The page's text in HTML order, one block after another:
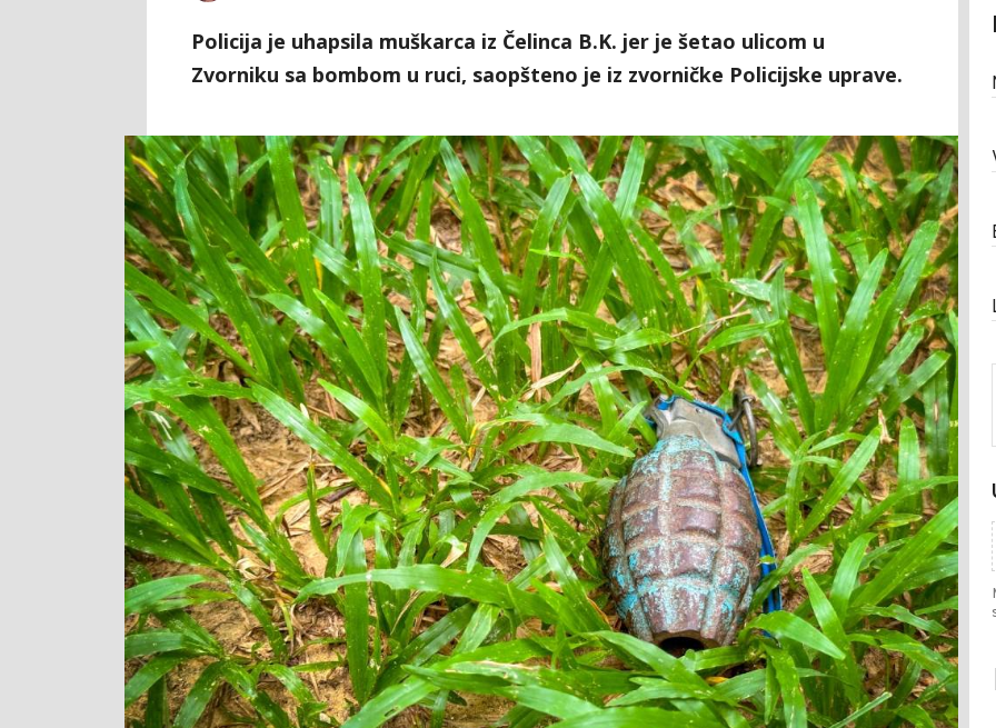
Policija je uhapsila muškarca iz Čelinca B.K. jer je šetao ulicom u
Zvorniku sa bombom u ruci, saopšteno je iz zvorničke Policijske uprave.